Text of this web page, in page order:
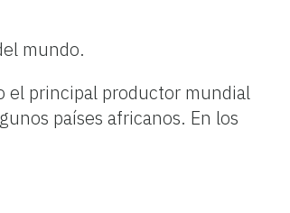
mundo.
el principal productor mundial
países africanos. En los